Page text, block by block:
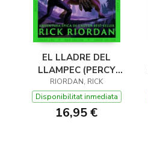
EL LLADRE DEL
LLAMPEC (PERCY
JACKSON I ELS DÉUS
DE L'OLIMP 1)
RIORDAN, RICK
Disponibilitat inmediata
16,95 €